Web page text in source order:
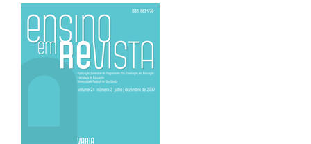
Barra
lateral
de
artigos